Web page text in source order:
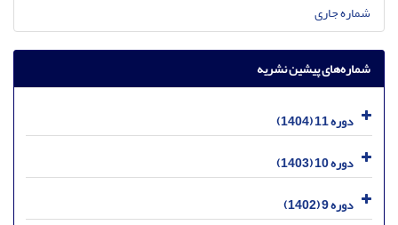
شماره جاری
شماره‌های پیشین نشریه
دوره 11 (1404)
دوره 10 (1403)
دوره 9 (1402)